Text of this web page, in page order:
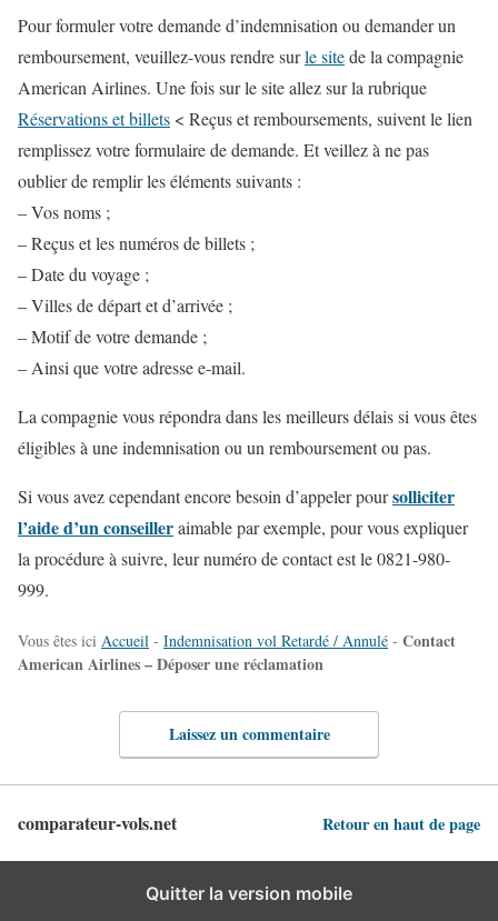
Pour formuler votre demande d’indemnisation ou demander un
remboursement, veuillez-vous rendre surle sitede la compagnie
American Airlines. Une fois sur le site allez sur la rubrique
Réservations et billets < Reçus et remboursements, suivent le lien
remplissez votre formulaire de demande. Et veillez à ne pas
oublier de remplir les éléments suivants :
– Vos noms ;
– Reçus et les numéros de billets ;
– Date du voyage ;
– Villes de départ et d’arrivée ;
– Motif de votre demande ;
– Ainsi que votre adresse e-mail.
La compagnie vous répondra dans les meilleurs délais si vous êtes
éligibles à une indemnisation ou un remboursement ou pas.
Si vous avez cependant encore besoin d’appeler poursolliciter
l’aide d’un conseilleraimable par exemple, pour vous expliquer
la procédure à suivre, leur numéro de contact est le 0821-980-
999.
Vous êtes ici Accueil - Indemnisation vol Retardé / Annulé - Contact
American Airlines – Déposer une réclamation
Laissez un commentaire
comparateur-vols.net Retour en haut de page
Quitter la version mobile